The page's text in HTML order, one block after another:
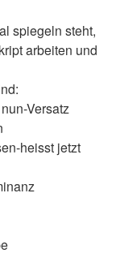
spiegeln steht,
arbeiten und
Versatz
heisst jetzt